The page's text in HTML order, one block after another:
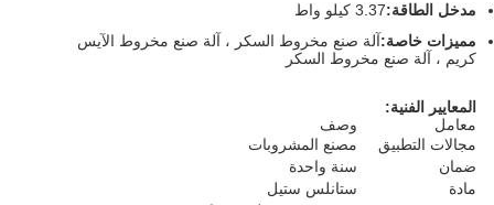
مدخل الطاقة:3.37 كيلو واط
مميزات خاصة:آلة صنع مخروط السكر ، آلة صنع مخروط الآيس
كريم ، آلة صنع مخروط السكر
المعايير الفنية:
معامل
وصف
مجالات التطبيق
مصنع المشروبات
ضمان
سنة واحدة
مادة
ستانلس ستيل